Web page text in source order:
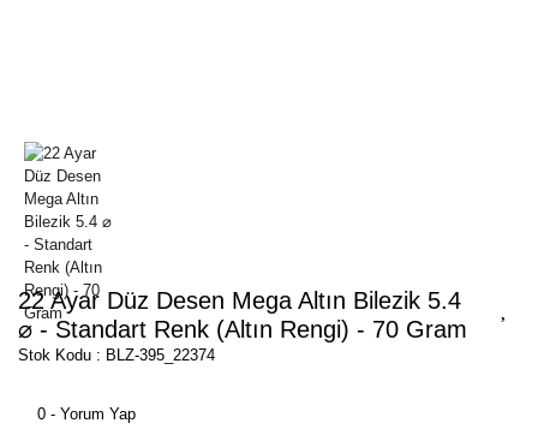
22 Ayar Düz Desen Mega Altın Bilezik 5.4
⌀ - Standart Renk (Altın Rengi) - 70 Gram
Stok Kodu : BLZ-395_22374
0 - Yorum Yap